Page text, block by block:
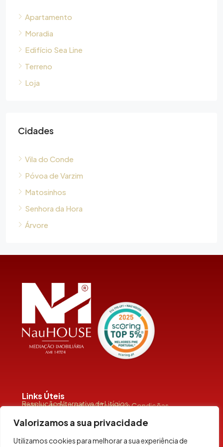
Valorizamos a sua privacidade
Utilizamos cookies para melhorar a sua experiência de
Apartamento
Moradia
Edifício Sea Line
Terreno
Loja
Cidades
Vila do Conde
Póvoa de Varzim
Matosinhos
Senhora da Hora
Árvore
Links Úteis
Resolução Alternativa de Litígios
Política de Privacidade | Termos e Condições